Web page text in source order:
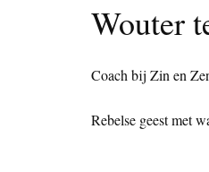
Wouter
Coach bij Zin en
Rebelse geest met